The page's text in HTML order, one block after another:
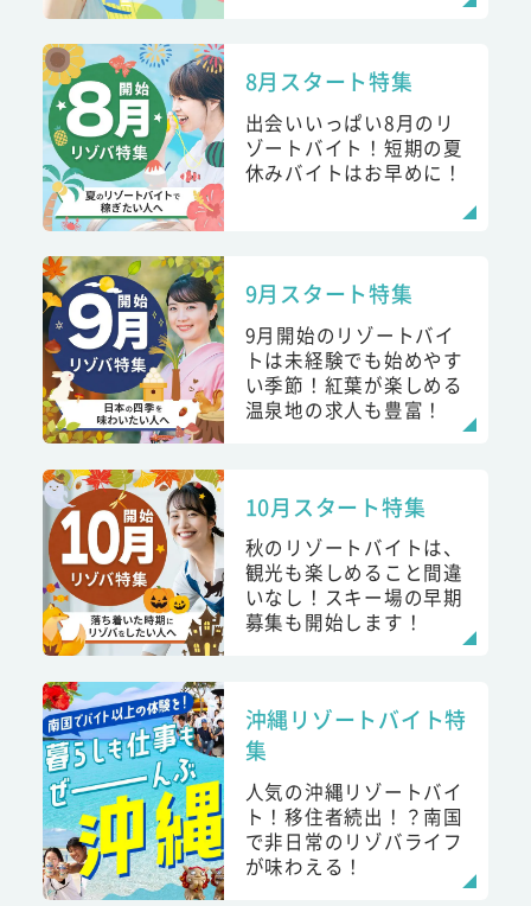
8月スタート特集
出会いいっぱい8月のリ
ゾートバイト！短期の夏
休みバイトはお早めに！
9月スタート特集
9月開始のリゾートバイ
トは未経験でも始めやす
い季節！紅葉が楽しめる
温泉地の求人も豊富！
10月スタート特集
秋のリゾートバイトは、
観光も楽しめること間違
いなし！スキー場の早期
募集も開始します！
沖縄リゾートバイト特
集
人気の沖縄リゾートバイ
ト！移住者続出！？南国
で非日常のリゾバライフ
が味わえる！